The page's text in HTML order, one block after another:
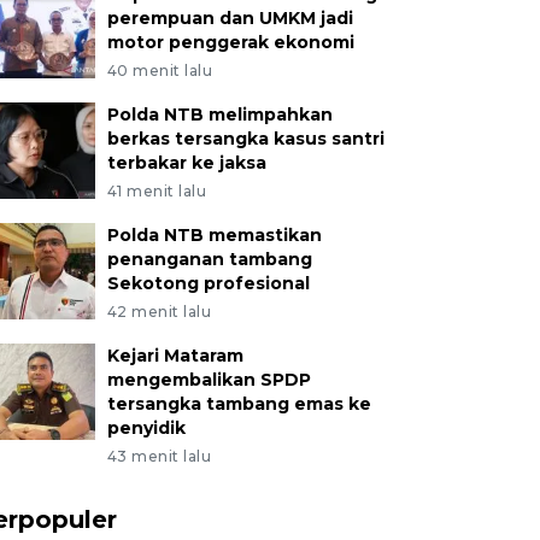
perempuan dan UMKM jadi
motor penggerak ekonomi
40 menit lalu
Polda NTB melimpahkan
berkas tersangka kasus santri
terbakar ke jaksa
41 menit lalu
Polda NTB memastikan
penanganan tambang
Sekotong profesional
42 menit lalu
Kejari Mataram
mengembalikan SPDP
tersangka tambang emas ke
penyidik
43 menit lalu